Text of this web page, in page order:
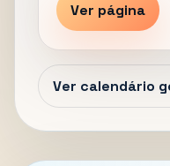
Ver página
Ver calendário